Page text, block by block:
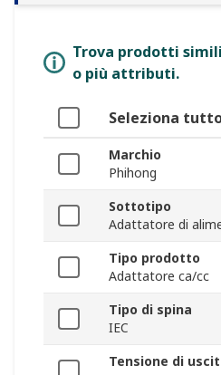
Trova prodotti
o più attributi.
Seleziona
Marchio
Phihong
Sottotipo
Adattatore di
Tipo prodotto
Adattatore ca/cc
Tipo di spina
IEC
Tensione di